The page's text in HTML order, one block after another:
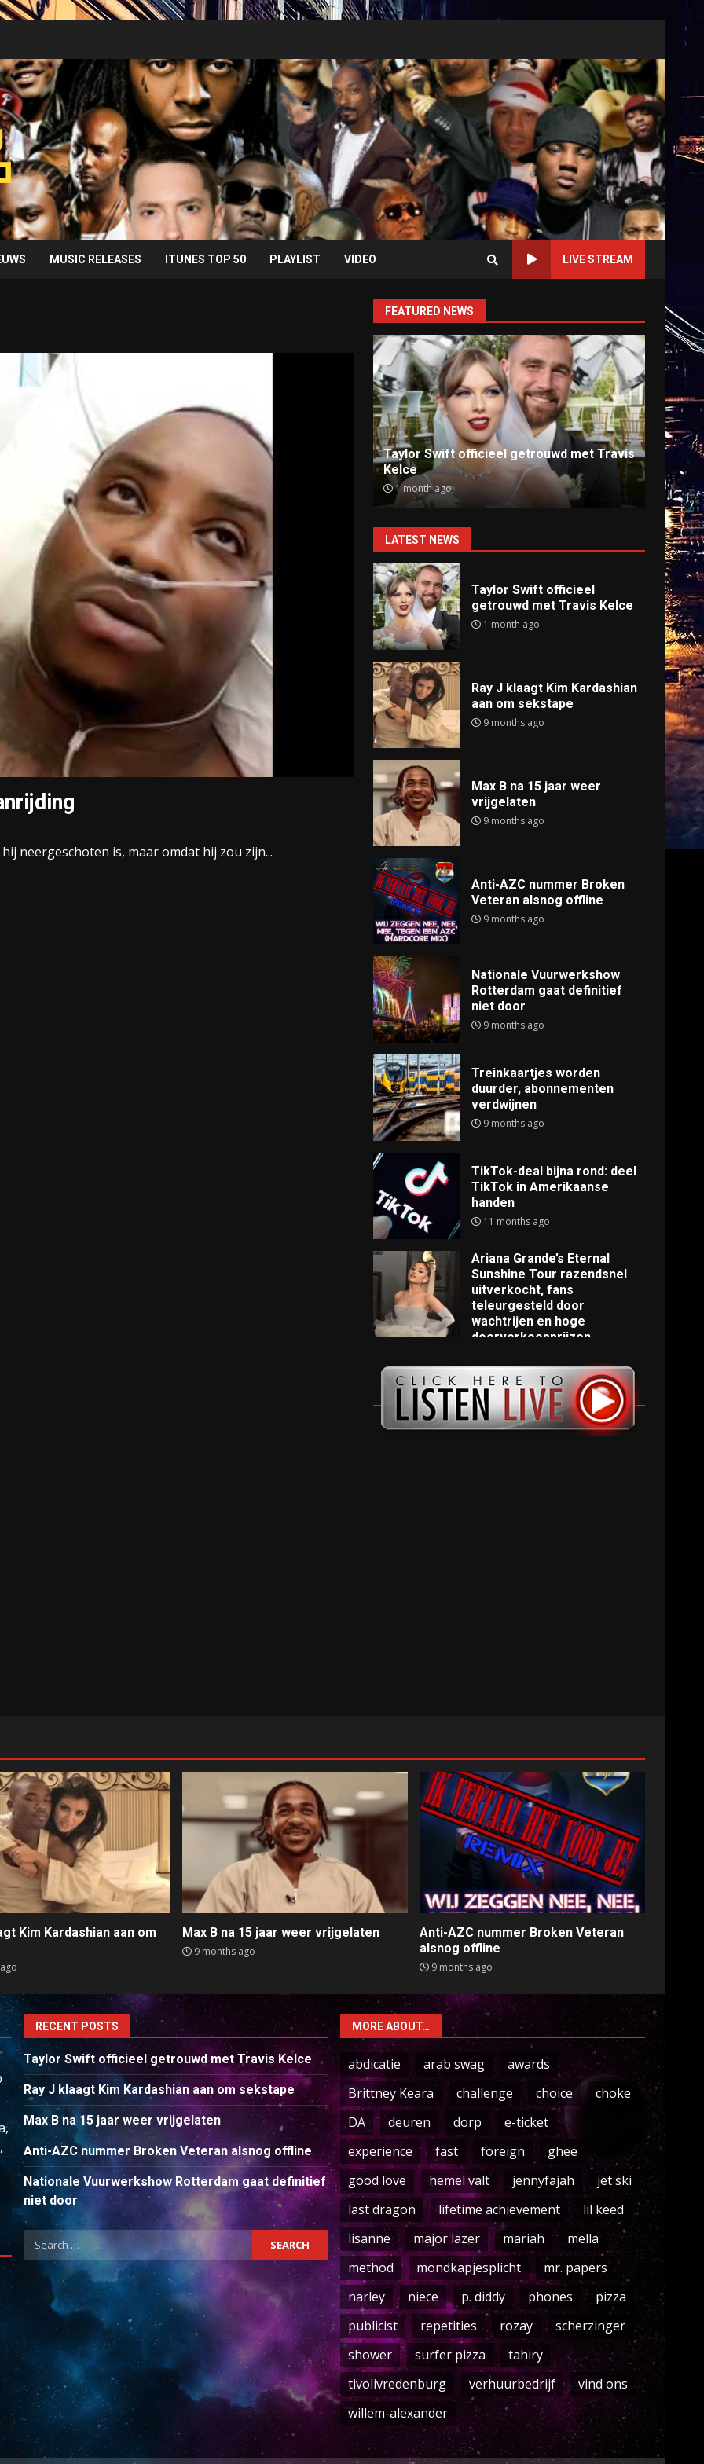
MUSIC RELEASES ITUNES TOP 50 PLAYLIST VIDEO LIVE STREAM
neergeschoten is, maar omdat hij zou zijn...
FEATURED NEWS
Taylor Swift officieel getrouwd met Travis
Kelce
1 month ago
Ray J klaagt Kim Kardashian aan om
sekstape
9 months ago
Anti-
9
LATEST NEWS
Taylor Swift officieel
getrouwd met Travis Kelce
1 month ago
Ray J klaagt Kim Kardashian
aan om sekstape
9 months ago
Max B na 15 jaar weer
vrijgelaten
9 months ago
Anti-AZC nummer Broken
Veteran alsnog offline
9 months ago
Nationale Vuurwerkshow
Rotterdam gaat definitief
niet door
9 months ago
Treinkaartjes worden
duurder, abonnementen
verdwijnen
9 months ago
TikTok-deal bijna rond: deel
TikTok in Amerikaanse
handen
11 months ago
Ariana Grande’s Eternal
Sunshine Tour razendsnel
uitverkocht, fans
teleurgesteld door
wachtrijen en hoge
doorverkoopprijzen
Kim Kardashian aan om
Max B na 15 jaar weer vrijgelaten
9 months ago
Anti-AZC nummer Broken Veteran
alsnog offline
9 months ago
RECENT POSTS
Taylor Swift officieel getrouwd met Travis Kelce
Ray J klaagt Kim Kardashian aan om sekstape
Max B na 15 jaar weer vrijgelaten
Anti-AZC nummer Broken Veteran alsnog offline
Nationale Vuurwerkshow Rotterdam gaat definitief
niet door
Search
for:
MORE ABOUT…
abdicatie arab swag
awards
Brittney Keara
challenge choice
choke
DA
deuren dorp
e-ticket
experience
fast foreign
ghee
good love
hemel valt jennyfajah
jet ski
last dragon
lifetime achievement
lil keed
lisanne
major lazer mariah
mella
method
mondkapjesplicht
mr. papers
narley
niece p. diddy phones
pizza
publicist
repetities rozay
scherzinger
shower
surfer pizza
tahiry
tivolivredenburg
verhuurbedrijf
vind ons
willem-alexander